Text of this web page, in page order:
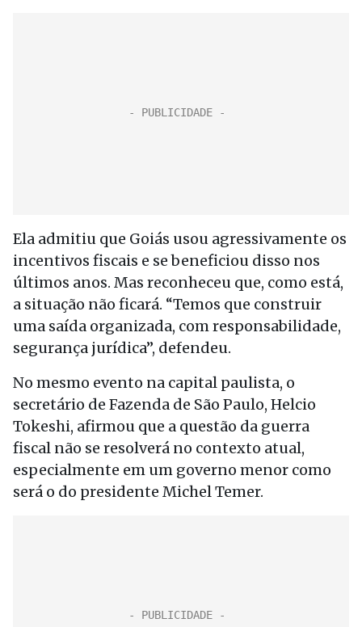
Ela admitiu que Goiás usou agressivamente os
incentivos fiscais e se beneficiou disso nos
últimos anos. Mas reconheceu que, como está,
a situação não ficará. “Temos que construir
uma saída organizada, com responsabilidade,
segurança jurídica”, defendeu.
No mesmo evento na capital paulista, o
secretário de Fazenda de São Paulo, Helcio
Tokeshi, afirmou que a questão da guerra
fiscal não se resolverá no contexto atual,
especialmente em um governo menor como
será o do presidente Michel Temer.